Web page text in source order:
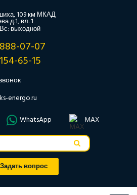
109 км МКАД
д.1, вл. 1
выходной
07-07
65-15
energo.ru
WhatsApp MAX
Задать вопрос